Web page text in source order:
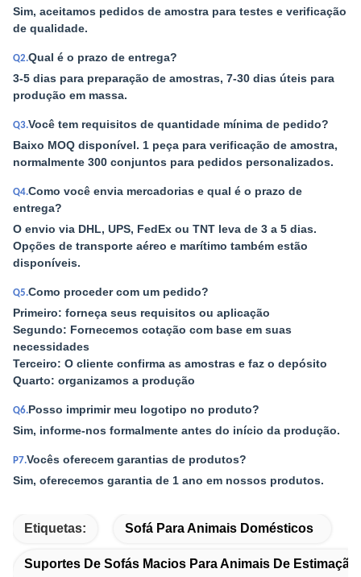
Sim, aceitamos pedidos de amostra para testes e verificação
de qualidade.
Q2.Qual é o prazo de entrega?
3-5 dias para preparação de amostras, 7-30 dias úteis para
produção em massa.
Q3.Você tem requisitos de quantidade mínima de pedido?
Baixo MOQ disponível. 1 peça para verificação de amostra,
normalmente 300 conjuntos para pedidos personalizados.
Q4.Como você envia mercadorias e qual é o prazo de
entrega?
O envio via DHL, UPS, FedEx ou TNT leva de 3 a 5 dias.
Opções de transporte aéreo e marítimo também estão
disponíveis.
Q5.Como proceder com um pedido?
Primeiro: forneça seus requisitos ou aplicação
Segundo: Fornecemos cotação com base em suas
necessidades
Terceiro: O cliente confirma as amostras e faz o depósito
Quarto: organizamos a produção
Q6.Posso imprimir meu logotipo no produto?
Sim, informe-nos formalmente antes do início da produção.
P7.Vocês oferecem garantias de produtos?
Sim, oferecemos garantia de 1 ano em nossos produtos.
Etiquetas: Sofá Para Animais Domésticos
Suportes De Sofás Macios Para Animais De Estimação